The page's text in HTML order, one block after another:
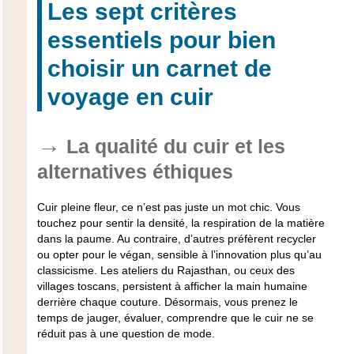
Les sept critères
essentiels pour bien
choisir un carnet de
voyage en cuir
La qualité du cuir et les
alternatives éthiques
Cuir pleine fleur, ce n’est pas juste un mot chic. Vous
touchez pour sentir la densité, la respiration de la matière
dans la paume. Au contraire, d’autres préfèrent recycler
ou opter pour le végan, sensible à l’innovation plus qu’au
classicisme. Les ateliers du Rajasthan, ou ceux des
villages toscans, persistent à afficher la main humaine
derrière chaque couture. Désormais, vous prenez le
temps de jauger, évaluer, comprendre que le cuir ne se
réduit pas à une question de mode.